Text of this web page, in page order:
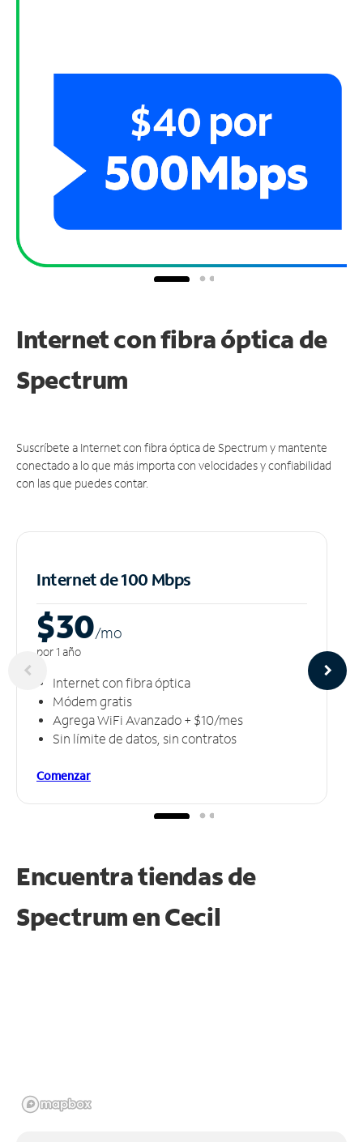
Internet con fibra óptica de
Spectrum
Suscríbete a Internet con fibra óptica de Spectrum y mantente
conectado a lo que más importa con velocidades y confiabilidad
con las que puedes contar.
Internet de 100 Mbps
$30/mo
por 1 año
Internet con fibra óptica
Módem gratis
Agrega WiFi Avanzado + $10/mes
Sin límite de datos, sin contratos
Comenzar
Encuentra tiendas de
Spectrum enCecil